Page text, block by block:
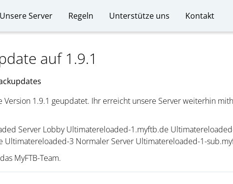
Unsere Server Regeln Unterstütze uns Kontakt
auf 1.9.1
Version 1.9.1 geupdatet. Ihr erreicht unsere Server weiterhin
Server Lobby Ultimatereloaded-1.myftb.de
Ultimatereloaded-3 Normaler Server Ultimatereloaded-1-
MyFTB-Team.